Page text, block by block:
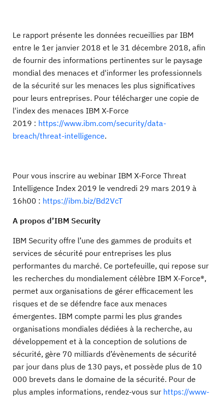
Le rapport présente les données recueillies par IBM
entre le 1er janvier 2018 et le 31 décembre 2018, afin
de fournir des informations pertinentes sur le paysage
mondial des menaces et d'informer les professionnels
de la sécurité sur les menaces les plus significatives
pour leurs entreprises. Pour télécharger une copie de
l'index des menaces IBM X-Force
2019 : https://www.ibm.com/security/data-
breach/threat-intelligence.
Pour vous inscrire au webinar IBM X-Force Threat
Intelligence Index 2019 le vendredi 29 mars 2019 à
16h00 : https://ibm.biz/Bd2VcT
A propos d’IBM Security
IBM Security offre l’une des gammes de produits et
services de sécurité pour entreprises les plus
performantes du marché. Ce portefeuille, qui repose sur
les recherches du mondialement célèbre IBM X-Force®,
permet aux organisations de gérer efficacement les
risques et de se défendre face aux menaces
émergentes. IBM compte parmi les plus grandes
organisations mondiales dédiées à la recherche, au
développement et à la conception de solutions de
sécurité, gère 70 milliards d’évènements de sécurité
par jour dans plus de 130 pays, et possède plus de 10
000 brevets dans le domaine de la sécurité. Pour de
plus amples informations, rendez-vous sur https://www-